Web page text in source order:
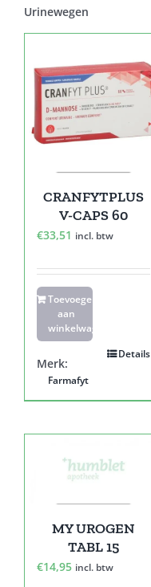
Urinewegen
CRANFYTPLUS
V-CAPS 60
€33,51 incl. btw
Toevoegen
aan
winkelwagen
Details
Merk:
Farmafyt
MY UROGEN
TABL 15
€14,95 incl. btw